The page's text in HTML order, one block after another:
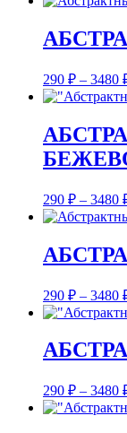
290 ₽ – 3480
290 ₽ – 3480
290 ₽ – 3480
290 ₽ – 3480